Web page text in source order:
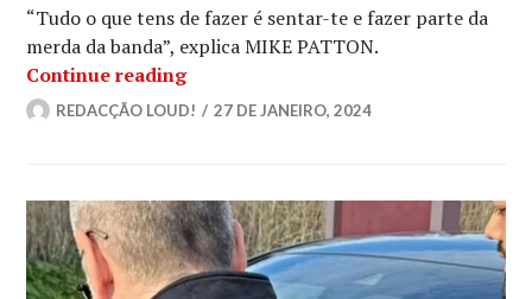
“Tudo o que tens de fazer é sentar-te e fazer parte da
merda da banda”, explica MIKE PATTON.
Continue reading“Os cantores são uns idiotas de
REDACÇÃO LOUD! 27 DE JANEIRO, 2024